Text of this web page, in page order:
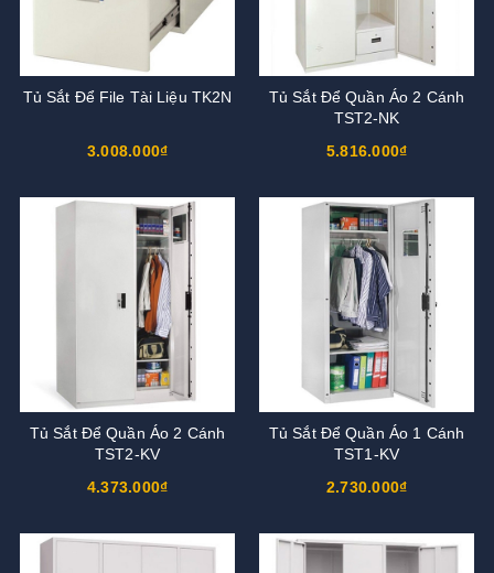
Tủ Sắt Để File Tài Liệu TK2N
3.008.000₫
Tủ Sắt Để Quần Áo 2 Cánh
TST2-NK
5.816.000₫
Tủ Sắt Để Quần Áo 2 Cánh
TST2-KV
4.373.000₫
Tủ Sắt Để Quần Áo 1 Cánh
TST1-KV
2.730.000₫